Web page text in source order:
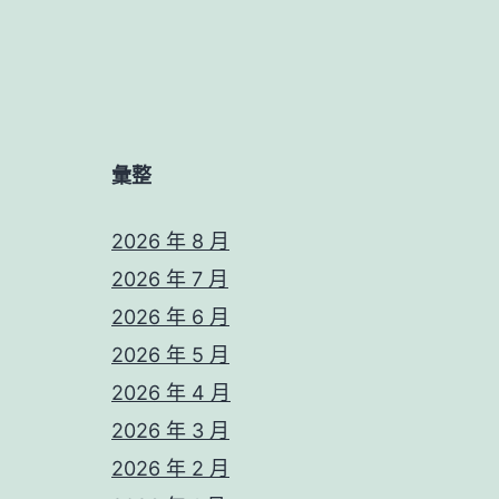
彙整
2026 年 8 月
2026 年 7 月
2026 年 6 月
2026 年 5 月
2026 年 4 月
2026 年 3 月
2026 年 2 月